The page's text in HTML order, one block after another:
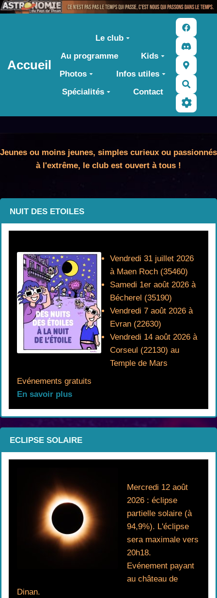
Accueil
Le club
Au programme
Kids
Photos
Infos utiles
Spécialités
Contact
Jeunes ou moins jeunes, simples curieux ou passionnés
à l'extrême, le club est ouvert à tous !
NUIT DES ETOILES
Vendredi 31 juillet 2026
à Maen Roch (35460)
Samedi 1er août 2026 à
Bécherel (35190)
Vendredi 7 août 2026 à
Evran (22630)
Vendredi 14 août 2026 à
Corseul (22130) au
Temple de Mars
Evénements gratuits
En savoir plus
ECLIPSE SOLAIRE
Mercredi 12 août
2026 : éclipse
partielle solaire (à
94,9%). L'éclipse
sera maximale vers
20h18.
Evénement payant
au château de
Dinan.